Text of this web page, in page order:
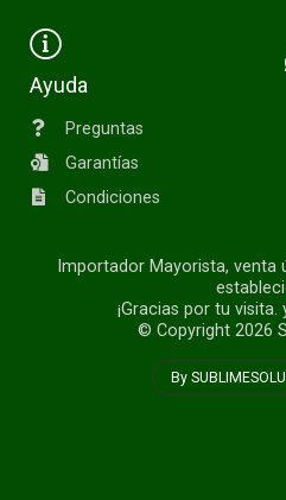
Ayuda
Preguntas
Garantías
Condiciones
Importador Mayorista,
¡Gracias por tu
© Copyright 2026
By